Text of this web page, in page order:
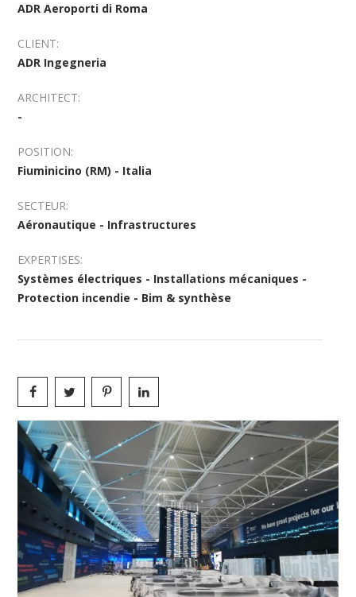
ADR Aeroporti di Roma
CLIENT:
ADR Ingegneria
ARCHITECT:
-
POSITION:
Fiuminicino (RM) - Italia
SECTEUR:
Aéronautique - Infrastructures
EXPERTISES:
Systèmes électriques - Installations mécaniques -
Protection incendie - Bim & synthèse